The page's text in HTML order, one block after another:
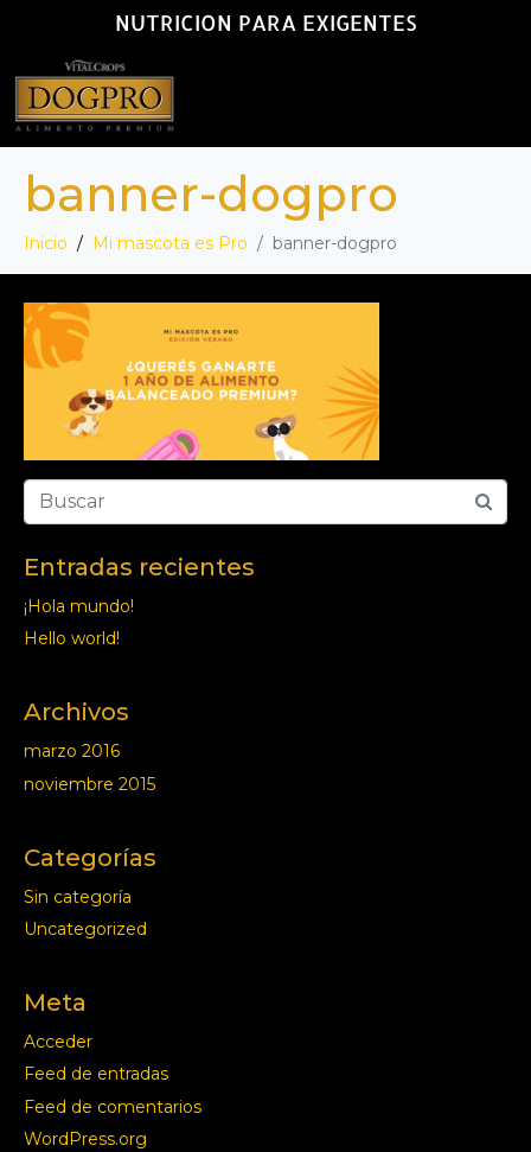
NUTRICION PARA EXIGENTES
banner-dogpro
Inicio Mi mascota es Pro banner-dogpro
Entradas recientes
¡Hola mundo!
Hello world!
Archivos
marzo 2016
noviembre 2015
Categorías
Sin categoría
Uncategorized
Meta
Acceder
Feed de entradas
Feed de comentarios
WordPress.org